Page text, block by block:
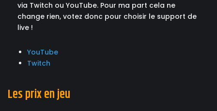
via Twitch ou YouTube. Pour ma part cela ne
change rien, votez donc pour choisir le support de
live !
YouTube
Twitch
Les prix en jeu